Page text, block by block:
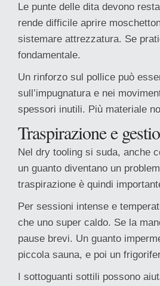
Le punte delle dita devono
rende difficile aprire
sistemare attrezzatura. Se
fondamentale.
Un rinforzo sul pollice può
sull’impugnatura e nei
spessori inutili. Più materiale
Traspirazione e
Nel dry tooling si suda, anche
un guanto diventano un
traspirazione è quindi
Per sessioni intense e
che uno super caldo. Se la
pause brevi. Un guanto
piccola sauna, e poi un
I sottoguanti sottili possono